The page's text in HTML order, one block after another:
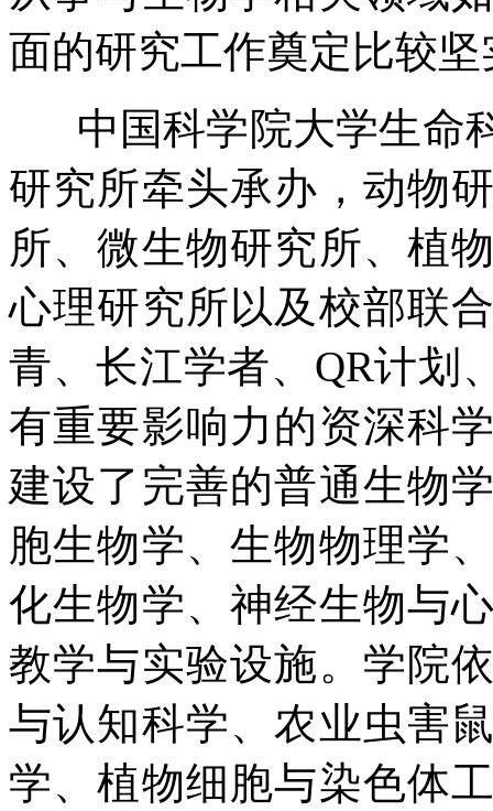
面的研究工作奠定比较
中国科学院大学生命
研究所牵头承办，动物
所、微生物研究所、植
心理研究所以及校部联
青、长江学者、QR计划
有重要影响力的资深科
建设了完善的普通生物
胞生物学、生物物理学
化生物学、神经生物与
教学与实验设施。学院
与认知科学、农业虫害
学、植物细胞与染色体